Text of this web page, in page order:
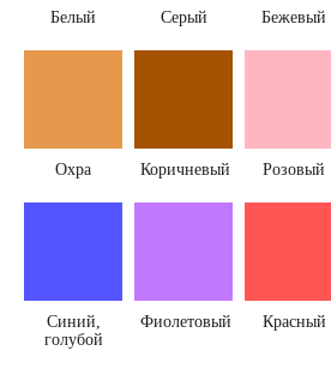
Белый Серый Бежевый
Охра Коричневый Розовый
Синий,
голубой
Фиолетовый Красный